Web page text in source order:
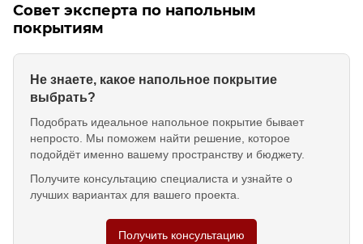
Совет эксперта по напольным
покрытиям
Не знаете, какое напольное покрытие
выбрать?
Подобрать идеальное напольное покрытие бывает
непросто. Мы поможем найти решение, которое
подойдёт именно вашему пространству и бюджету.
Получите консультацию специалиста и узнайте о
лучших вариантах для вашего проекта.
Получить консультацию